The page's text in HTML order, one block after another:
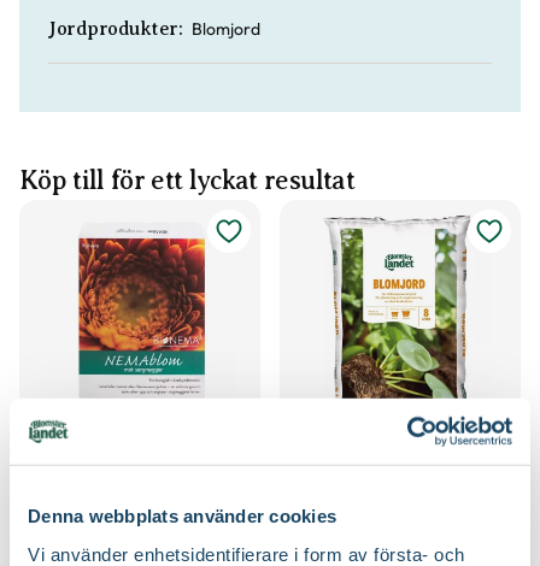
Denna webbplats använder cookies
Vi använder enhetsidentifierare i form av första- och
Jordprodukter: Blomjord
Köp till för ett lyckat resultat
149:-
Välj butik
Blomsterlandet
Från 59
Välj butik